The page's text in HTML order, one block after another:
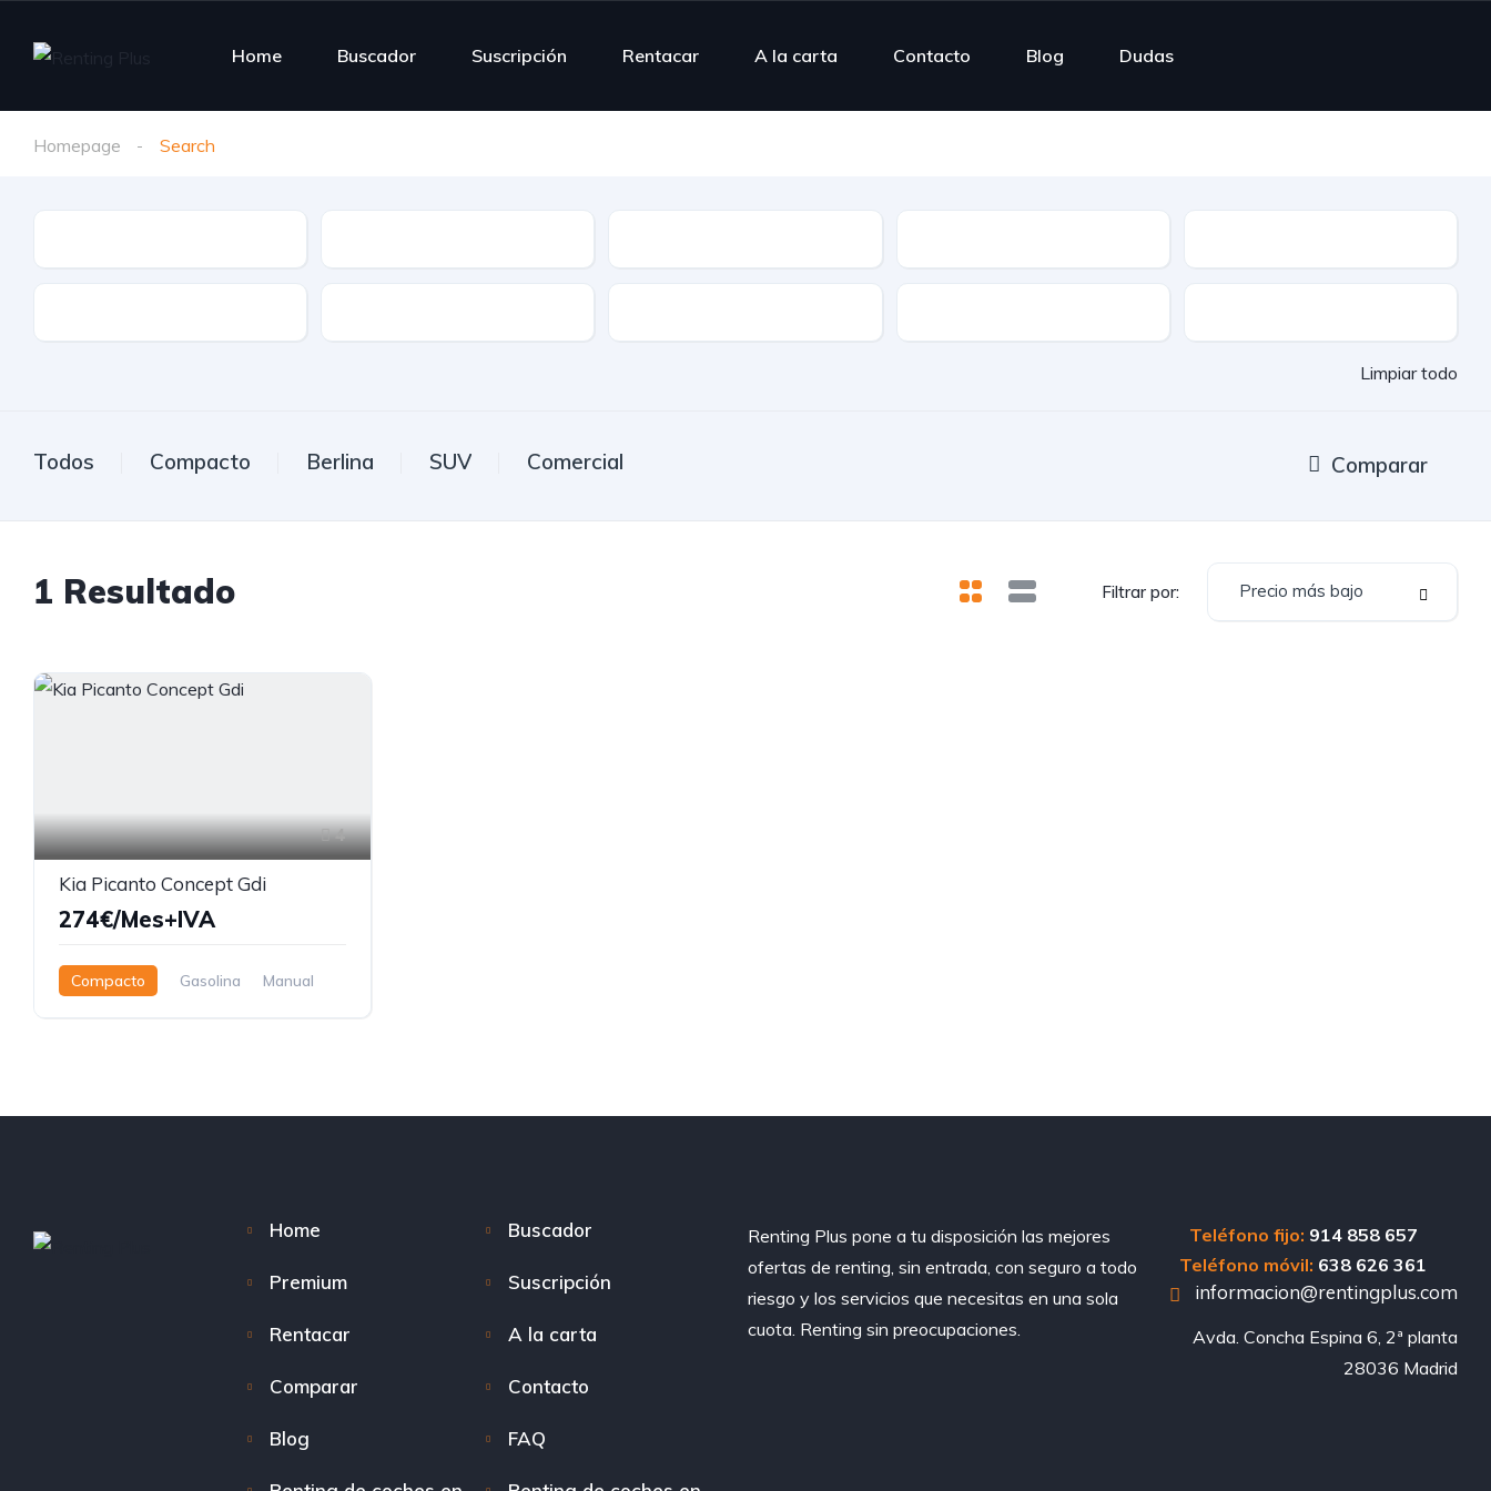
Home Buscador Suscripción Rentacar A la carta Contacto Blog Dudas
Homepage Search
Limpiar todo
Todos Compacto Berlina SUV Comercial Comparar
1 Resultado Filtrar por: Precio más bajo
4
Kia Picanto Concept Gdi
274€/Mes+IVA
Compacto Gasolina Manual
Home Buscador
Premium Suscripción
Rentacar A la carta
Comparar Contacto
Blog FAQ
Renting Plus pone a tu disposición las mejores
ofertas de renting, sin entrada, con seguro a todo
riesgo y los servicios que necesitas en una sola
cuota. Renting sin preocupaciones.
Teléfono fijo: 914 858 657
Teléfono móvil: 638 626 361
informacion@rentingplus.com
Avda. Concha Espina 6, 2ª planta
28036 Madrid